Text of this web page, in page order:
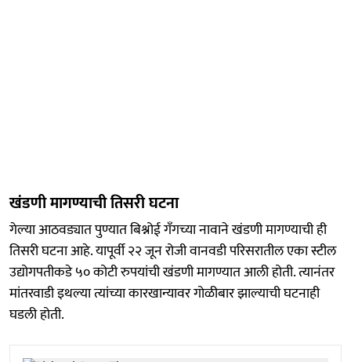
खंडणी मागण्याची तिसरी घटना
गेल्या आठवड्यात पुण्यात बिश्नोई गँगच्या नावाने खंडणी मागण्याची ही
तिसरी घटना आहे. यापूर्वी २२ जून रोजी वानवडी परिसरातील एका स्टील
उद्योगपतीकडे ५० कोटी रुपयांची खंडणी मागण्यात आली होती. त्यानंतर
मांतरवाडी इथल्या त्यांच्या कारखान्यावर गोळीबार झाल्याची घटनाही
घडली होती.